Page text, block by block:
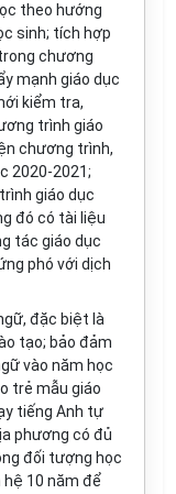
theo hướng
sinh; tích hợp
chương
mạnh giáo dục
kiểm tra,
trình giáo
chương trình,
2020-2021;
giáo dục
đó có tài liệu
tác giáo dục
phó với dịch
đặc biệt là
tạo; bảo đảm
vào năm học
trẻ mẫu giáo
tiếng Anh tự
phương có đủ
đối tượng học
10 năm để